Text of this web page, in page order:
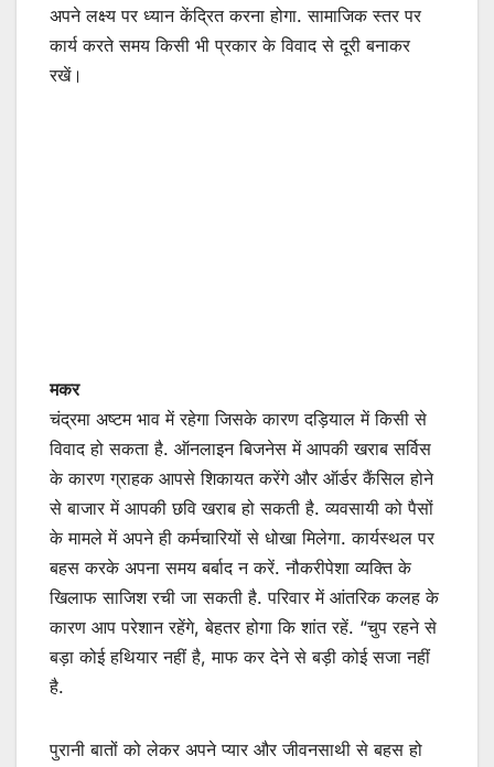
अपने लक्ष्य पर ध्यान केंद्रित करना होगा. सामाजिक स्तर पर
कार्य करते समय किसी भी प्रकार के विवाद से दूरी बनाकर
रखें।
मकर
चंद्रमा अष्टम भाव में रहेगा जिसके कारण दड़ियाल में किसी से
विवाद हो सकता है. ऑनलाइन बिजनेस में आपकी खराब सर्विस
के कारण ग्राहक आपसे शिकायत करेंगे और ऑर्डर कैंसिल होने
से बाजार में आपकी छवि खराब हो सकती है. व्यवसायी को पैसों
के मामले में अपने ही कर्मचारियों से धोखा मिलेगा. कार्यस्थल पर
बहस करके अपना समय बर्बाद न करें. नौकरीपेशा व्यक्ति के
खिलाफ साजिश रची जा सकती है. परिवार में आंतरिक कलह के
कारण आप परेशान रहेंगे, बेहतर होगा कि शांत रहें. “चुप रहने से
बड़ा कोई हथियार नहीं है, माफ कर देने से बड़ी कोई सजा नहीं
है.
पुरानी बातों को लेकर अपने प्यार और जीवनसाथी से बहस हो